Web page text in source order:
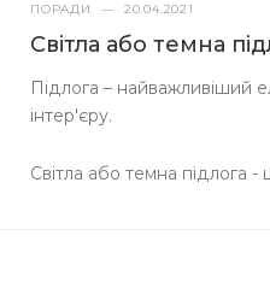
ПОРАДИ — 20.04.2021
Світла або темна
Підлога – найважливіший
інтер'єру.
Світла або темна підлога